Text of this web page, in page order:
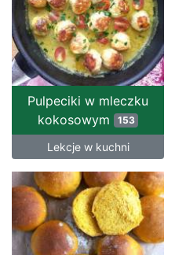
Pulpeciki w mleczku
kokosowym
153
Lekcje w kuchni